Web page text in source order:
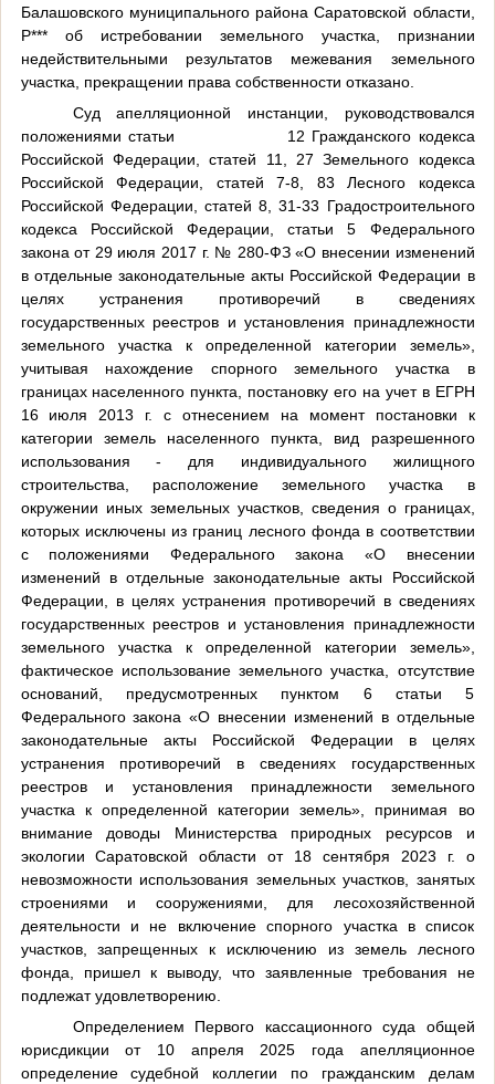
Балашовского муниципального района Саратовской области,
Р*** об истребовании земельного участка, признании
недействительными результатов межевания земельного
участка, прекращении права собственности отказано.
Суд апелляционной инстанции, руководствовался
положениями статьи
12 Гражданского кодекса
Российской Федерации, статей 11, 27 Земельного кодекса
Российской Федерации, статей 7-8, 83 Лесного кодекса
Российской Федерации, статей 8, 31-33 Градостроительного
кодекса Российской Федерации, статьи 5 Федерального
закона от 29 июля 2017 г. № 280-ФЗ «О внесении изменений
в отдельные законодательные акты Российской Федерации в
целях устранения противоречий в сведениях
государственных реестров и установления принадлежности
земельного участка к определенной категории земель»,
учитывая нахождение спорного земельного участка в
границах населенного пункта, постановку его на учет в ЕГРН
16 июля 2013 г. с отнесением на момент постановки к
категории земель населенного пункта, вид разрешенного
использования - для индивидуального жилищного
строительства, расположение земельного участка в
окружении иных земельных участков, сведения о границах,
которых исключены из границ лесного фонда в соответствии
с положениями Федерального закона «О внесении
изменений в отдельные законодательные акты Российской
Федерации, в целях устранения противоречий в сведениях
государственных реестров и установления принадлежности
земельного участка к определенной категории земель»,
фактическое использование земельного участка, отсутствие
оснований, предусмотренных пунктом 6 статьи 5
Федерального закона «О внесении изменений в отдельные
законодательные акты Российской Федерации в целях
устранения противоречий в сведениях государственных
реестров и установления принадлежности земельного
участка к определенной категории земель», принимая во
внимание доводы Министерства природных ресурсов и
экологии Саратовской области от 18 сентября 2023 г. о
невозможности использования земельных участков, занятых
строениями и сооружениями, для лесохозяйственной
деятельности и не включение спорного участка в список
участков, запрещенных к исключению из земель лесного
фонда, пришел к выводу, что заявленные требования не
подлежат удовлетворению.
Определением Первого кассационного суда общей
юрисдикции от 10 апреля 2025 года апелляционное
определение судебной коллегии по гражданским делам